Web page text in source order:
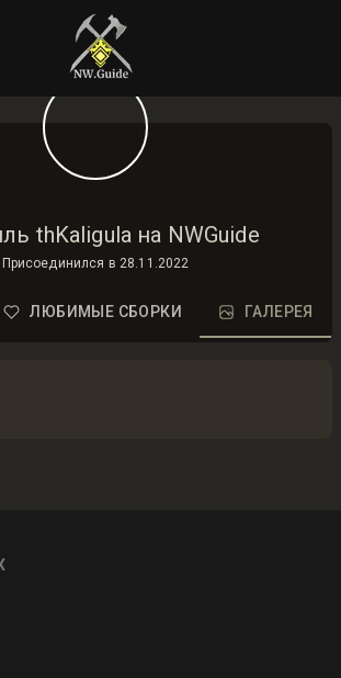
thKaligula на NWGuide
Присоединился в 28.11.2022
ЛЮБИМЫЕ СБОРКИ ГАЛЕРЕЯ